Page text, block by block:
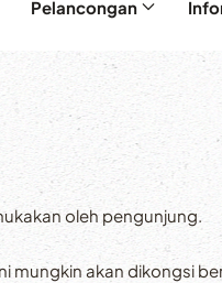
Pelancongan
oleh pengunjung.
akan dikongsi